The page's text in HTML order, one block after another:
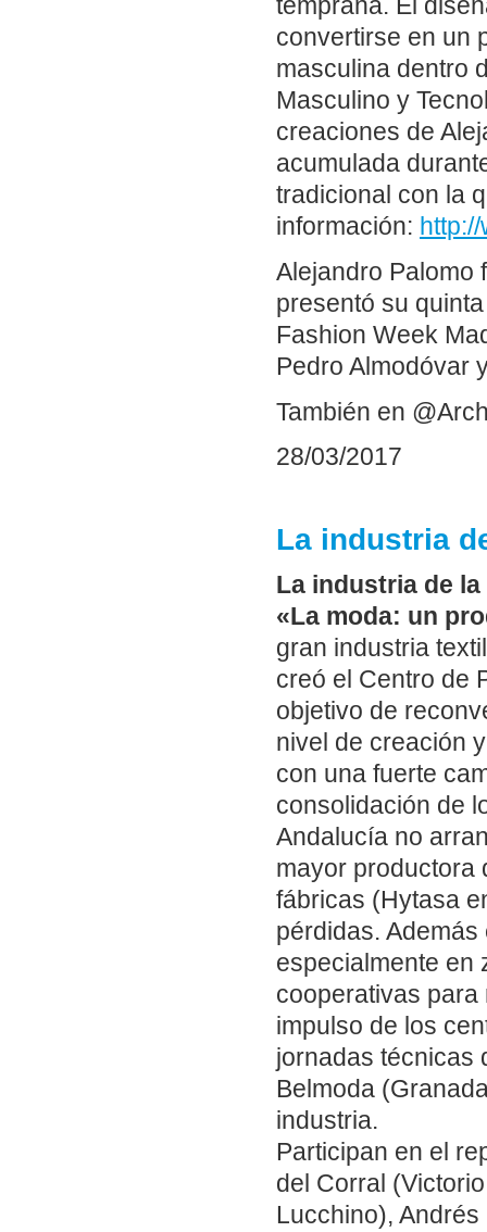
temprana. El
convertirse en un
masculina dentro
Masculino y
creaciones de
acumulada
tradicional con la
información:
Alejandro Palomo
presentó su
Fashion Week
Pedro Almodóvar
También en
28/03/2017
La industria
La industria de
«La moda: un
gran industria
creó el Centro de
objetivo de
nivel de creación
con una fuerte
consolidación de
Andalucía no
mayor productora
fábricas (Hytasa
pérdidas.
especialmente en
cooperativas para
impulso de los
jornadas técnicas
Belmoda
industria.
Participan en el
del Corral
Lucchino),